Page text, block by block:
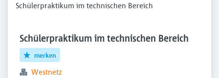
Schülerpraktikum im technischen Bereich
Schülerpraktikum im technischen Bereich
merken
Westnetz